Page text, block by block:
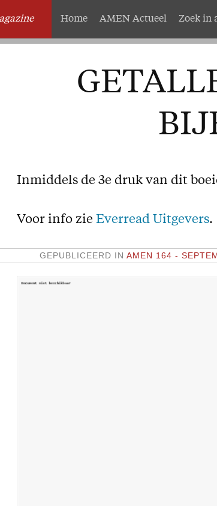
Over AMEN
Abonnementen
Geschenkabonnement
Proefnummer AMEN
Home AMEN Actueel Zoek in
Inmiddels de 3e druk van dit
Voor info zie Everread Uitgevers.
GEPUBLICEERD IN AMEN 164 -